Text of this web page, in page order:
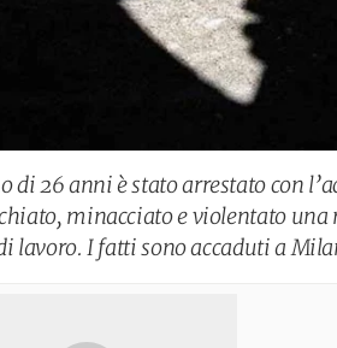
di 26 anni è stato arrestato con
minacciato e violentato una
lavoro. I fatti sono accaduti a